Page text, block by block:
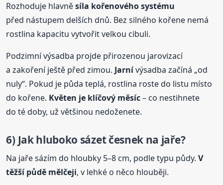
Rozhoduje hlavněsíla kořenového systému
před nástupem delších dnů. Bez silného kořene nemá
rostlina kapacitu vytvořit velkou cibuli.
Podzimní výsadba projde přirozenou jarovizací
a zakoření ještě před zimou. Jarnívýsadba začíná „od
nuly“. Pokud je půda teplá, rostlina roste do listu místo
do kořene. Květen je klíčový měsíc– co nestihnete
do té doby, už většinou nedoženete.
6) Jak hluboko sázet česnek na jaře?
Na jaře sázím do hloubky 5–8 cm, podle typu půdy.V
těžší půdě mělčeji, v lehké o něco hlouběji.